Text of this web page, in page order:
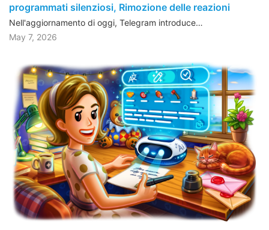
programmati silenziosi, Rimozione delle reazioni
Nell'aggiornamento di oggi, Telegram introduce…
May 7, 2026